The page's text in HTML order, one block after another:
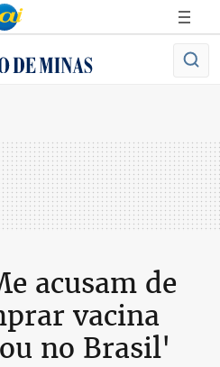
acusam de
vacina
no Brasil'